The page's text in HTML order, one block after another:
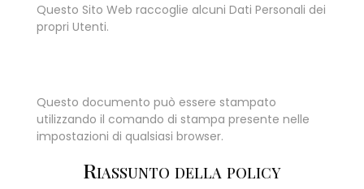
Questo Sito Web raccoglie alcuni Dati Personali dei
propri Utenti.
Questo documento può essere stampato
utilizzando il comando di stampa presente nelle
impostazioni di qualsiasi browser.
Riassunto della policy